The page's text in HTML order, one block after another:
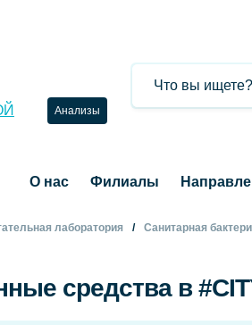
Анализы
О нас Филиалы
лаборатория Санитарная
средства в